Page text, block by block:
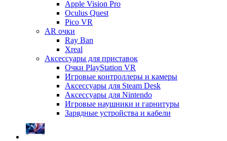
Apple Vision Pro
Oculus Quest
Pico VR
AR очки
Ray Ban
Xreal
Аксессуары для приставок
Очки PlayStation VR
Игровые контроллеры и камеры
Аксессуары для Steam Desk
Аксессуары для Nintendo
Игровые наушники и гарнитуры
Зарядные устройства и кабели